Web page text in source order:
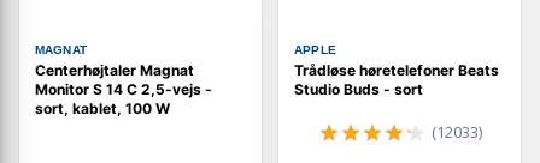
MAGNAT
Centerhøjtaler Magnat
Monitor S 14 C 2,5-vejs -
sort, kablet, 100 W
APPLE
Trådløse høretelefoner Beats
Studio Buds - sort
(12033)